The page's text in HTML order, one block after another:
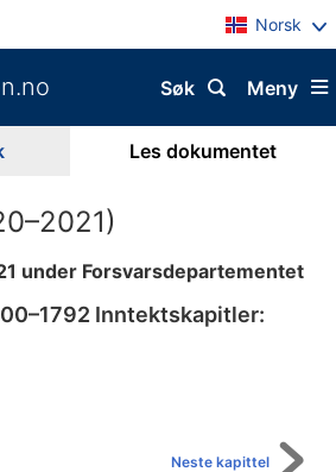
Norsk
Meny
Søk
Les dokumentet
under Forsvarsdepartementet
Inntektskapitler:
Neste kapittel